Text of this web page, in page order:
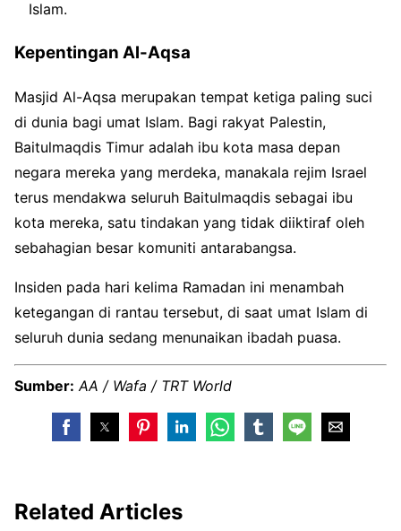
Islam.
Kepentingan Al-Aqsa
Masjid Al-Aqsa merupakan tempat ketiga paling suci
di dunia bagi umat Islam. Bagi rakyat Palestin,
Baitulmaqdis Timur adalah ibu kota masa depan
negara mereka yang merdeka, manakala rejim Israel
terus mendakwa seluruh Baitulmaqdis sebagai ibu
kota mereka, satu tindakan yang tidak diiktiraf oleh
sebahagian besar komuniti antarabangsa.
Insiden pada hari kelima Ramadan ini menambah
ketegangan di rantau tersebut, di saat umat Islam di
seluruh dunia sedang menunaikan ibadah puasa.
Sumber: AA / Wafa / TRT World
Related Articles